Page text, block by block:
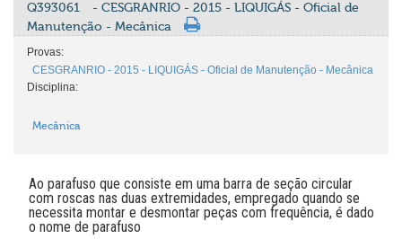
Q393061
- CESGRANRIO - 2015 - LIQUIGÁS - Oficial de
Manutenção - Mecânica
Provas:
CESGRANRIO - 2015 - LIQUIGÁS - Oficial de Manutenção - Mecânica
Disciplina:
Mecânica
Ao parafuso que consiste em uma barra de seção circular
com roscas nas duas extremidades, empregado quando se
necessita montar e desmontar peças com frequência, é dado
o nome de parafuso